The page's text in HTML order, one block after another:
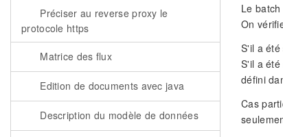
Préciser au reverse proxy le
protocole https
Matrice des flux
Edition de documents avec java
Description du modèle de données
Le
On
S'il a
S'il a
défini
Cas